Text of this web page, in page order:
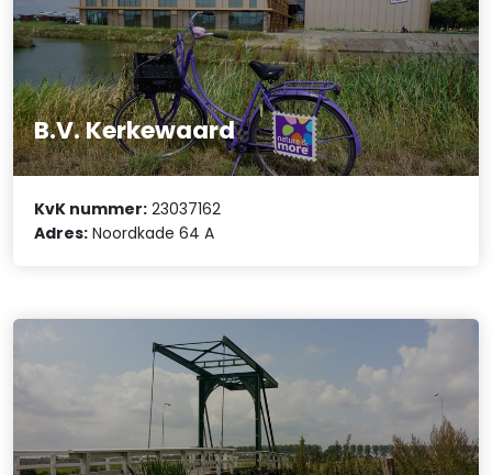
B.V. Kerkewaard
KvK nummer: 23037162
Adres: Noordkade 64 A